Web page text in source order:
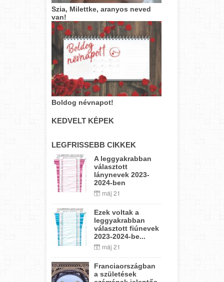
Szia, Milettke, aranyos neved
van!
Boldog névnapot!
KEDVELT KÉPEK
LEGFRISSEBB CIKKEK
A leggyakrabban
választott
lánynevek 2023-
2024-ben
máj 21
Ezek voltak a
leggyakrabban
választott fiúnevek
2023-2024-be...
máj 21
Franciaországban
a születések